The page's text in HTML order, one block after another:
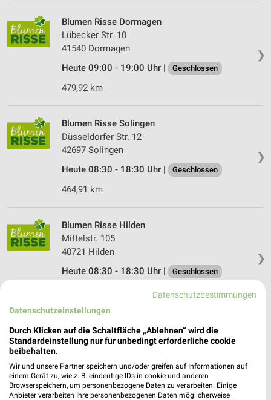
❯
Blumen Risse Dorm­agen
Lübecker Str. 10
41540 Dorm­agen
Heute 09:00 - 19:00 Uhr |
Geschlossen
479,92 km
❯
Blumen Risse Solingen
Düsseldorfer Str. 12
42697 Solingen
Heute 08:30 - 18:30 Uhr |
Geschlossen
464,91 km
❯
Blumen Risse Hilden
Mittelstr. 105
40721 Hilden
Heute 08:30 - 18:30 Uhr |
Geschlossen
Blumen Risse Frechen
Europaallee 7
Heute 09:00 - 19:00 Uhr | Geschlossen
485,90 km
Datenschutzbestimmungen
Datenschutzeinstellungen
Durch Klicken auf die Schaltfläche „Ablehnen“ wird die
Standardeinstellung nur für unbedingt erforderliche cookie
beibehalten.
Wir und unsere Partner speichern und/oder greifen auf Informationen auf
einem Gerät zu, wie z. B. eindeutige IDs in cookie und anderen
Browserspeichern, um personenbezogene Daten zu verarbeiten. Einige
Anbieter verarbeiten Ihre personenbezogenen Daten möglicherweise